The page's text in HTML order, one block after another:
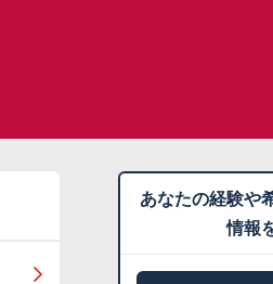
あなたの経験や
情報